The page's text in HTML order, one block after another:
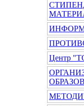
Центр